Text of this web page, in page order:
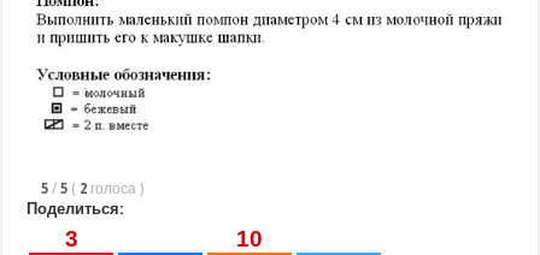
5 / 5 ( 2 голоса)
Поделиться:
3 10